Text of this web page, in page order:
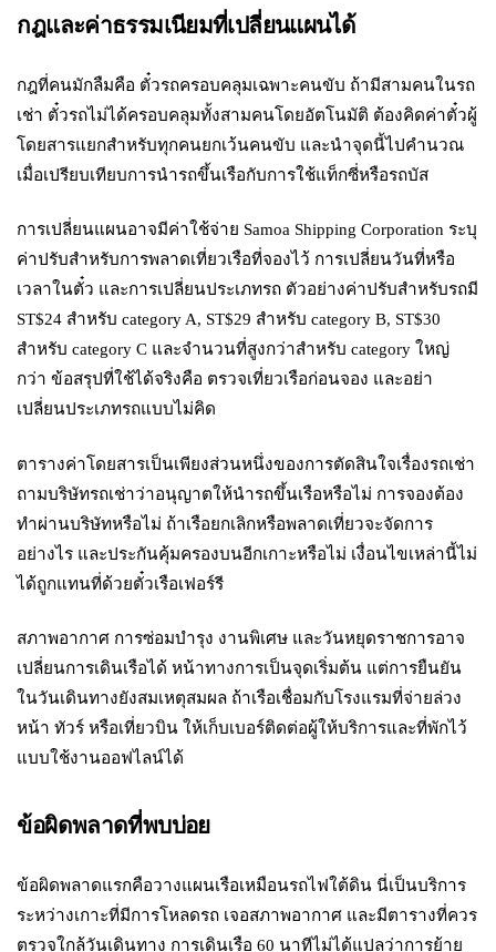
กฎและค่าธรรมเนียมที่เปลี่ยนแผนได้
กฎที่คนมักลืมคือ ตั๋วรถครอบคลุมเฉพาะคนขับ ถ้ามีสามคนในรถ
เช่า ตั๋วรถไม่ได้ครอบคลุมทั้งสามคนโดยอัตโนมัติ ต้องคิดค่าตั๋วผู้
โดยสารแยกสำหรับทุกคนยกเว้นคนขับ และนำจุดนี้ไปคำนวณ
เมื่อเปรียบเทียบการนำรถขึ้นเรือกับการใช้แท็กซี่หรือรถบัส
การเปลี่ยนแผนอาจมีค่าใช้จ่าย Samoa Shipping Corporation ระบุ
ค่าปรับสำหรับการพลาดเที่ยวเรือที่จองไว้ การเปลี่ยนวันที่หรือ
เวลาในตั๋ว และการเปลี่ยนประเภทรถ ตัวอย่างค่าปรับสำหรับรถมี
ST$24 สำหรับ category A, ST$29 สำหรับ category B, ST$30
สำหรับ category C และจำนวนที่สูงกว่าสำหรับ category ใหญ่
กว่า ข้อสรุปที่ใช้ได้จริงคือ ตรวจเที่ยวเรือก่อนจอง และอย่า
เปลี่ยนประเภทรถแบบไม่คิด
ตารางค่าโดยสารเป็นเพียงส่วนหนึ่งของการตัดสินใจเรื่องรถเช่า
ถามบริษัทรถเช่าว่าอนุญาตให้นำรถขึ้นเรือหรือไม่ การจองต้อง
ทำผ่านบริษัทหรือไม่ ถ้าเรือยกเลิกหรือพลาดเที่ยวจะจัดการ
อย่างไร และประกันคุ้มครองบนอีกเกาะหรือไม่ เงื่อนไขเหล่านี้ไม่
ได้ถูกแทนที่ด้วยตั๋วเรือเฟอร์รี
สภาพอากาศ การซ่อมบำรุง งานพิเศษ และวันหยุดราชการอาจ
เปลี่ยนการเดินเรือได้ หน้าทางการเป็นจุดเริ่มต้น แต่การยืนยัน
ในวันเดินทางยังสมเหตุสมผล ถ้าเรือเชื่อมกับโรงแรมที่จ่ายล่วง
หน้า ทัวร์ หรือเที่ยวบิน ให้เก็บเบอร์ติดต่อผู้ให้บริการและที่พักไว้
แบบใช้งานออฟไลน์ได้
ข้อผิดพลาดที่พบบ่อย
ข้อผิดพลาดแรกคือวางแผนเรือเหมือนรถไฟใต้ดิน นี่เป็นบริการ
ระหว่างเกาะที่มีการโหลดรถ เจอสภาพอากาศ และมีตารางที่ควร
ตรวจใกล้วันเดินทาง การเดินเรือ 60 นาทีไม่ได้แปลว่าการย้าย